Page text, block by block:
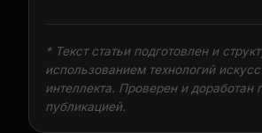
* Текст статьи подготовлен и
использованием технологий
интеллекта. Проверен и доработан
публикацией.